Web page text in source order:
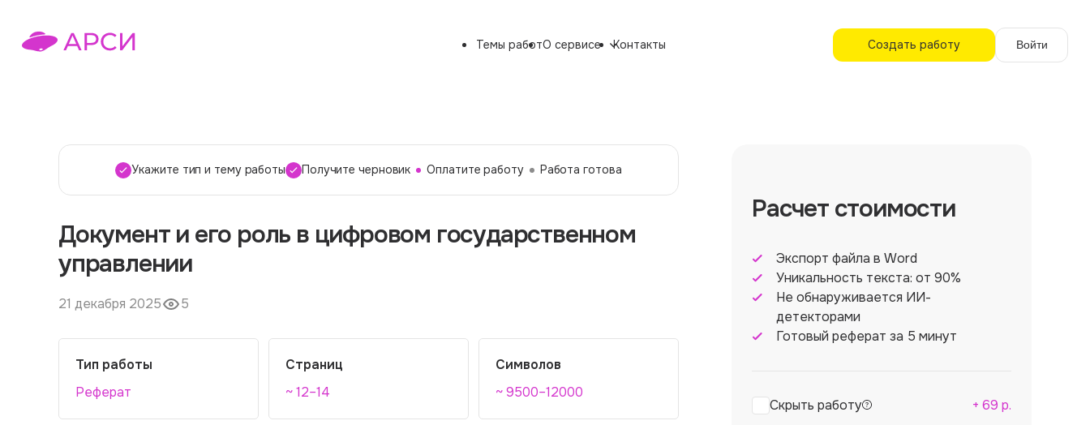
Темы работО сервисе Контакты Создать работу Войти
Укажите тип и тему работы Получите черновик Оплатите работу Работа готова
Документ и его роль в цифровом государственном
управлении
21 декабря 2025 5
Тип работы
Реферат
Страниц
~ 12–14
Символов
~ 9500–12000
Расчет стоимости
Экспорт файла в Word
Уникальность текста: от 90%
Не обнаруживается ИИ-
детекторами
Готовый реферат за 5 минут
Скрыть работу + 69 р.